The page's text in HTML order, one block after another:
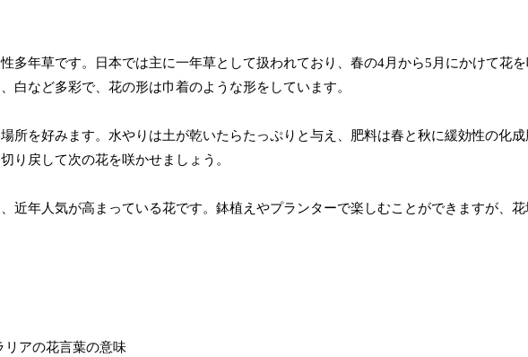
多年草です。日本では主に一年草として扱われており、春の4月から5月にかけて花
白など多彩で、花の形は巾着のような形をしています。
所を好みます。水やりは土が乾いたらたっぷりと与え、肥料は春と秋に緩効性の化成
り戻して次の花を咲かせましょう。
近年人気が高まっている花です。鉢植えやプランターで楽しむことができますが、